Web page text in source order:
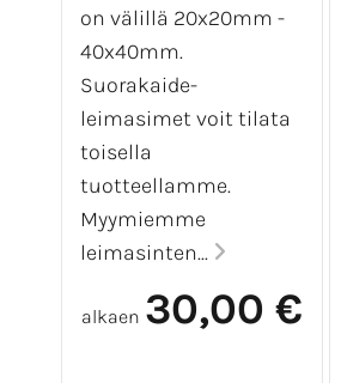
on välillä 20x20mm -
40x40mm.
Suorakaide-
leimasimet voit tilata
toisella
tuotteellamme.
Myymiemme
leimasinten...
alkaen 30,00 €